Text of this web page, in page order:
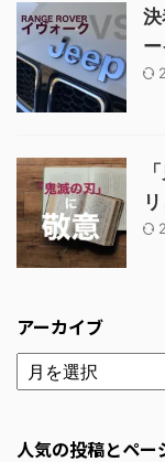
アーカイブ
人気の投稿とペー